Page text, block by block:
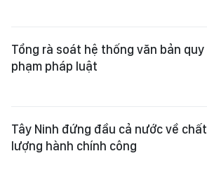
Tổng rà soát hệ thống văn bản quy
phạm pháp luật
Tây Ninh đứng đầu cả nước về chất
lượng hành chính công